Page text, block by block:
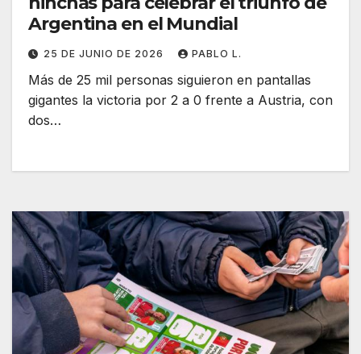
Argentina en el Mundial
25 DE JUNIO DE 2026 PABLO L.
Más de 25 mil personas siguieron en pantallas
gigantes la victoria por 2 a 0 frente a Austria, con
dos…